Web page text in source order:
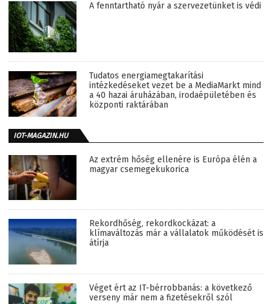
A fenntartható nyár a szervezetünket is védi
Tudatos energiamegtakarítási
intézkedéseket vezet be a MediaMarkt mind
a 40 hazai áruházában, irodaépületében és
központi raktárában
IOT-MAGAZIN.HU
Az extrém hőség ellenére is Európa élén a
magyar csemegekukorica
Rekordhőség, rekordkockázat: a
klímaváltozás már a vállalatok működését is
átírja
Véget ért az IT-bérrobbanás: a következő
verseny már nem a fizetésekről szól